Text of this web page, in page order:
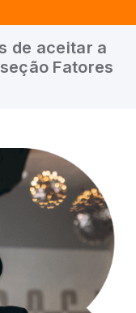
de aceitar a
Fatores